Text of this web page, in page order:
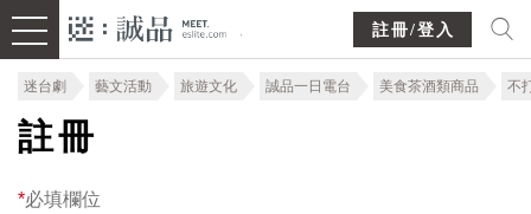
註冊/登入
迷台劇 藝文活動 旅遊文化 誠品一日電台 美食茶酒類商品 不
註冊
*必填欄位